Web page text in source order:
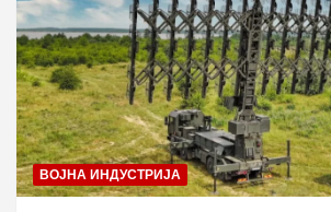
ВОЈНА ИНДУСТРИЈА